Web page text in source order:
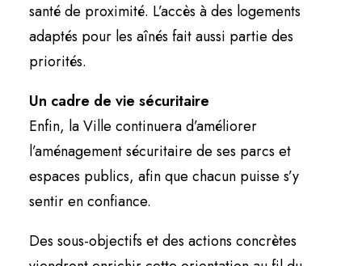
santé de proximité. L’accès à des logements
adaptés pour les aînés fait aussi partie des
priorités.
Un cadre de vie sécuritaire
Enfin, la Ville continuera d’améliorer
l’aménagement sécuritaire de ses parcs et
espaces publics, afin que chacun puisse s’y
sentir en confiance.
Des sous-objectifs et des actions concrètes